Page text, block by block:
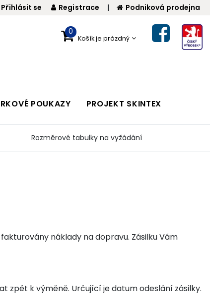
Přihlásit se Registrace | Podniková prodejna
0
Košík je prázdný
POUKAZY PROJEKT SKINTEX
Rozměrové tabulky na vyžádání
náklady na dopravu. Zásilku Vám
zpět k výměně. Určující je datum odeslání zásilky.